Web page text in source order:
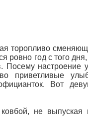
торопливо
ровно год с того дня,
Посему настроение
приветливые
Вот
не выпуская